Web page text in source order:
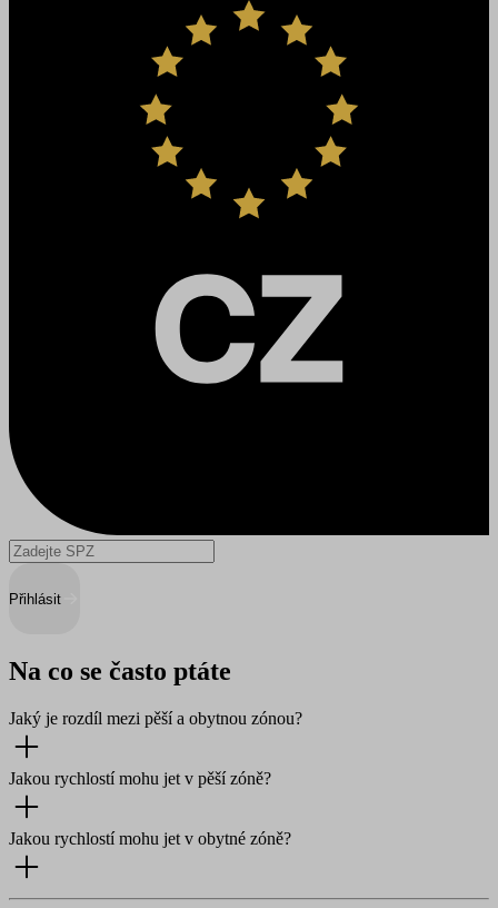
Přihlásit
Na co se často ptáte
Jaký je rozdíl mezi pěší a obytnou zónou?
Jakou rychlostí mohu jet v pěší zóně?
Jakou rychlostí mohu jet v obytné zóně?